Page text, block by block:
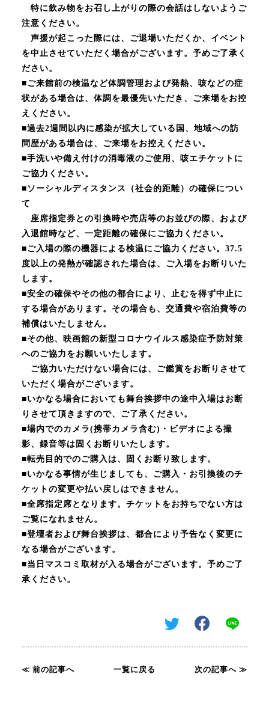
特に飲み物をお召し上がりの際の会話はしないようご
注意ください。
声援が起こった際には、ご退場いただくか、イベント
を中止させていただく場合がございます。予めご了承く
ださい。
■ご来館前の検温など体調管理および発熱、咳などの症
状がある場合は、体調を最優先いただき、ご来場をお控
えください。
■過去2週間以内に感染が拡大している国、地域への訪
問歴がある場合は、ご来場をお控えください。
■手洗いや備え付けの消毒液のご使用、咳エチケットに
ご協力ください。
■ソーシャルディスタンス（社会的距離）の確保につい
て
座席指定券との引換時や売店等のお並びの際、および
入退館時など、一定距離の確保にご協力ください。
■ご入場の際の機器による検温にご協力ください。37.5
度以上の発熱が確認された場合は、ご入場をお断りいた
します。
■安全の確保やその他の都合により、止むを得ず中止に
する場合があります。その場合も、交通費や宿泊費等の
補償はいたしません。
■その他、映画館の新型コロナウイルス感染症予防対策
へのご協力をお願いいたします。
ご協力いただけない場合には、ご鑑賞をお断りさせて
いただく場合がございます。
■いかなる場合においても舞台挨拶中の途中入場はお断
りさせて頂きますので、ご了承ください。
■場内でのカメラ(携帯カメラ含む)・ビデオによる撮
影、録音等は固くお断りいたします。
■転売目的でのご購入は、固くお断り致します。
■いかなる事情が生じましても、ご購入・お引換後のチ
ケットの変更や払い戻しはできません。
■全席指定席となります。チケットをお持ちでない方は
ご覧になれません。
■登壇者および舞台挨拶は、都合により予告なく変更に
なる場合がございます。
■当日マスコミ取材が入る場合がございます。予めご了
承ください。
≪ 前の記事へ 一覧に戻る 次の記事へ ≫